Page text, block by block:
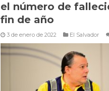
el número de
fin de año
3 de enero de 2022 El Salvador